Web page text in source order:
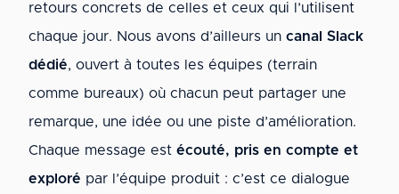
retours concrets de celles et ceux qui l’utilisent
chaque jour. Nous avons d’ailleurs un canal Slack
dédié, ouvert à toutes les équipes (terrain
comme bureaux) où chacun peut partager une
remarque, une idée ou une piste d’amélioration.
Chaque message est écouté, pris en compte et
exploré par l’équipe produit : c’est ce dialogue